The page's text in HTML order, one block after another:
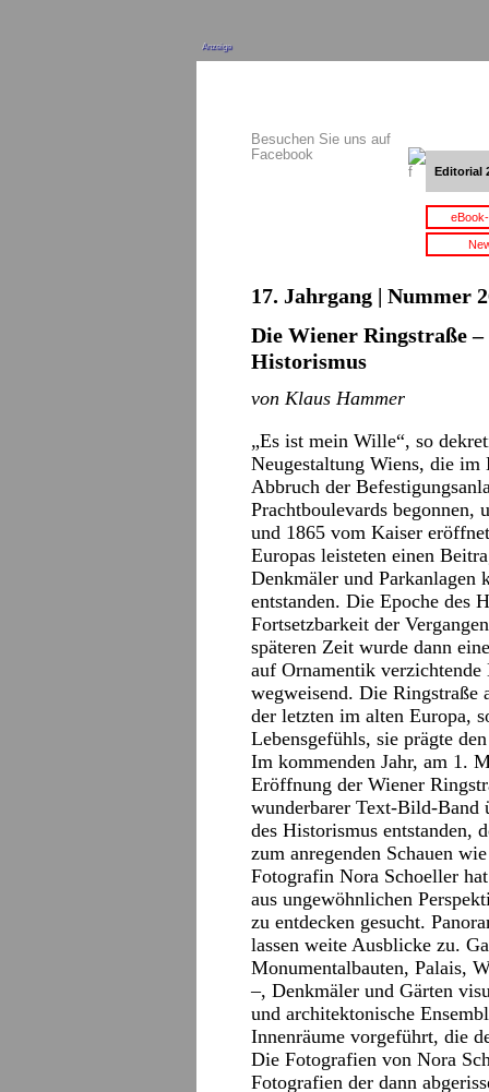
Anzeige
Besuchen Sie uns auf
Facebook
Editorial
17. Jahrgang | Nummer
Die Wiener Ringstraße
Historismus
von Klaus Hammer
„Es ist mein Wille“, so
Neugestaltung Wiens, die
Abbruch der
Prachtboulevards begonnen,
und 1865 vom Kaiser
Europas leisteten einen
Denkmäler und Parkanlagen
entstanden. Die Epoche des
Fortsetzbarkeit der
späteren Zeit wurde dann
auf Ornamentik
wegweisend. Die
der letzten im alten Europa,
Lebensgefühls, sie prägte
Im kommenden Jahr, am 1.
Eröffnung der Wiener
wunderbarer Text-Bild-Band
des Historismus entstanden,
zum anregenden Schauen
Fotografin Nora Schoeller
aus ungewöhnlichen
zu entdecken gesucht.
lassen weite Ausblicke zu.
Monumentalbauten, Palais,
–, Denkmäler und Gärten
und architektonische
Innenräume vorgeführt, die
Die Fotografien von Nora
Fotografien der dann